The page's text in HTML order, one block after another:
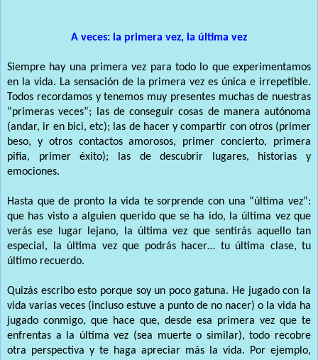
A veces: la primera vez, la última vez
Siempre hay una primera vez para todo lo que experimentamos
en la vida. La sensación de la primera vez es única e irrepetible.
Todos recordamos y tenemos muy presentes muchas de nuestras
“primeras veces”; las de conseguir cosas de manera autónoma
(andar, ir en bici, etc); las de hacer y compartir con otros (primer
beso, y otros contactos amorosos, primer concierto, primera
pifia, primer éxito); las de descubrir lugares, historias y
emociones.
Hasta que de pronto la vida te sorprende con una “última vez”:
que has visto a alguien querido que se ha ido, la última vez que
verás ese lugar lejano, la última vez que sentirás aquello tan
especial, la última vez que podrás hacer… tu última clase, tu
último recuerdo.
Quizás escribo esto porque soy un poco gatuna. He jugado con la
vida varias veces (incluso estuve a punto de no nacer) o la vida ha
jugado conmigo, que hace que, desde esa primera vez que te
enfrentas a la última vez (sea muerte o similar), todo recobre
otra perspectiva y te haga apreciar más la vida. Por ejemplo,